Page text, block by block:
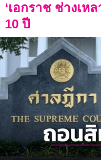
‘เอกราช ช่างเห
10 ปี